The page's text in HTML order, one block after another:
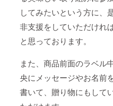
してみたいという方に、
非支援をしていただけれ
と思っております。
また、商品前面のラベル
央にメッセージやお名前
書いて、贈り物にもして